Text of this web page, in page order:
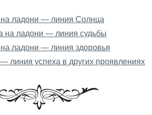
ладони — линия Солнца
на ладони — линия судьбы
ладони — линия здоровья
линия успеха в других проявлениях